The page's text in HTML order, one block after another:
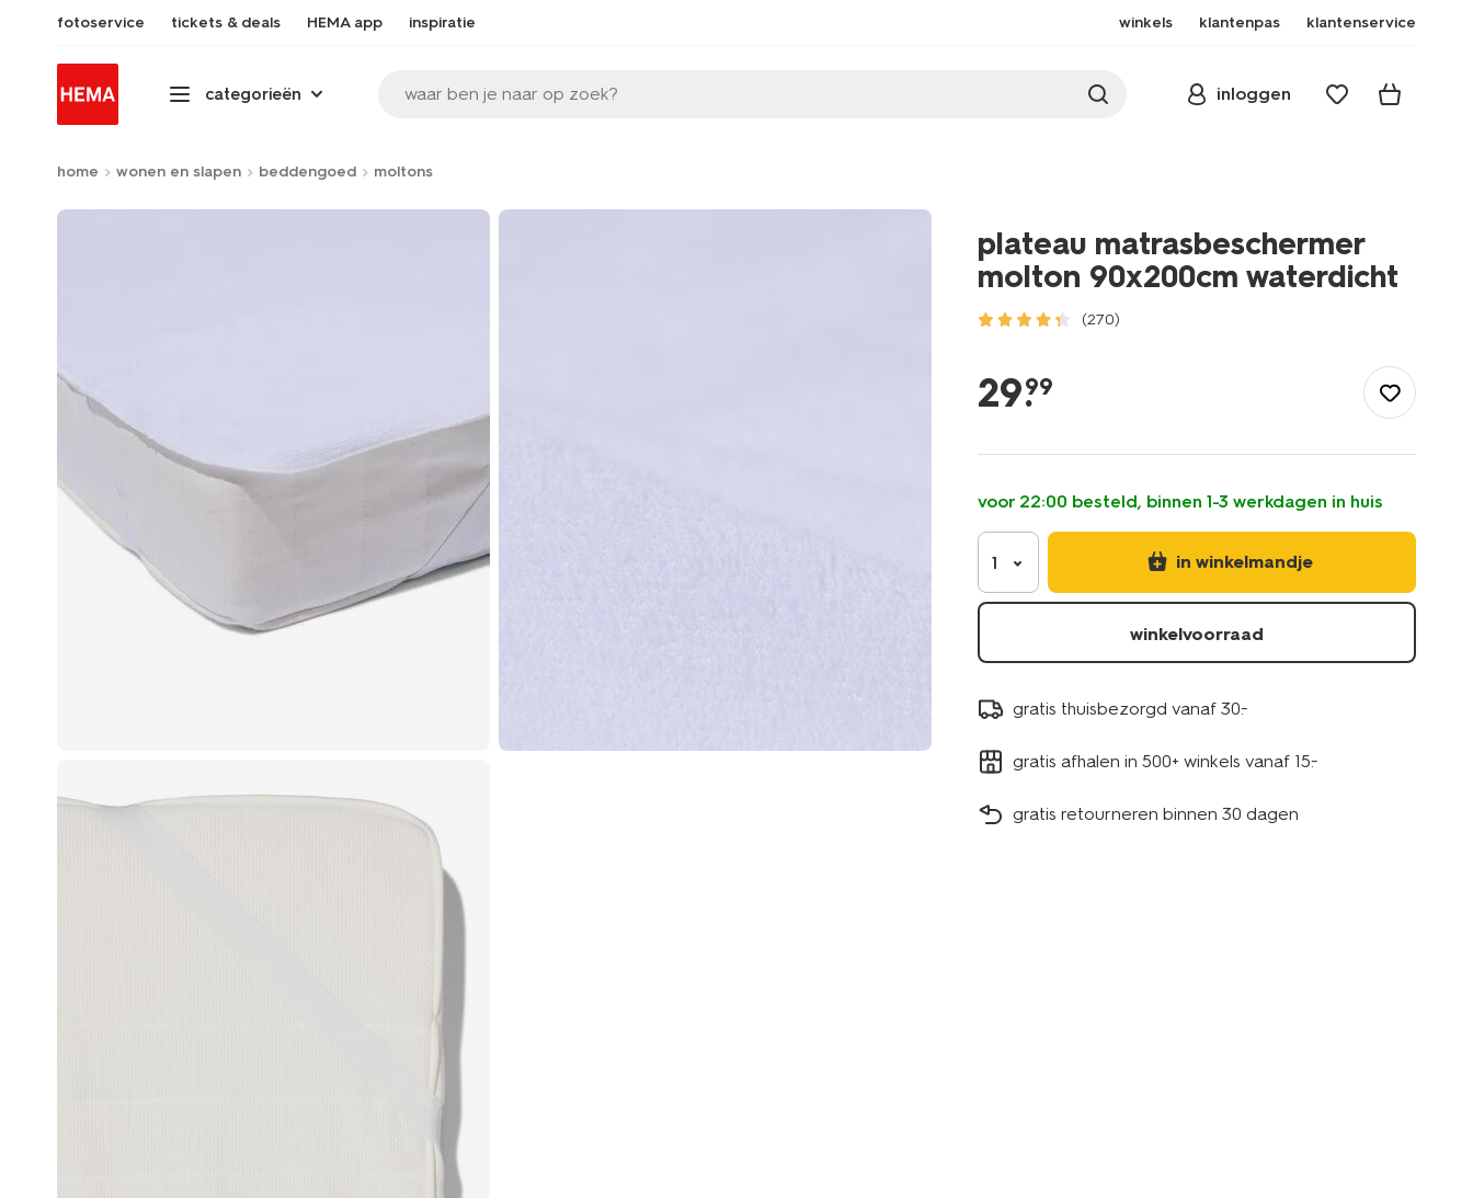
fotoservice tickets & deals HEMA app inspiratie winkels klantenpas klantenservice
categorieën waar ben je naar op zoek? inloggen
home wonen en slapen beddengoed moltons
plateau matrasbeschermer
molton 90x200cm waterdicht
(270)
matrasbeschermer-
29.
99
voor 22:00 besteld, binnen 1-3 werkdagen in huis
1 in winkelmandje
winkelvoorraad
gratis thuisbezorgd vanaf 30.-
gratis afhalen in 500+ winkels vanaf 15.-
gratis retourneren binnen 30 dagen